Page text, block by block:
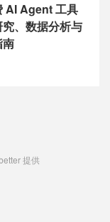
AI Agent 工具
、数据分析与
南
提供